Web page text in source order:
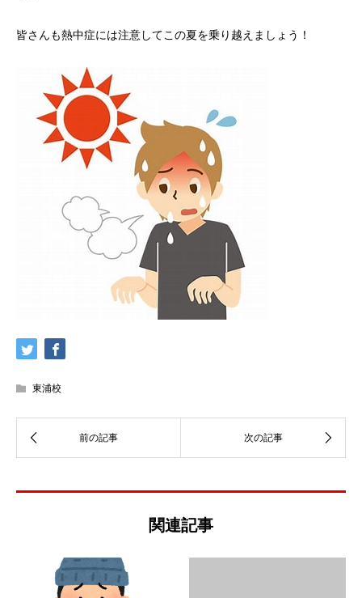
皆さんも熱中症には注意してこの夏を乗り越えましょう！
東浦校
関連記事